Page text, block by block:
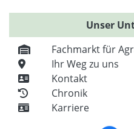
Unser
Fachmarkt für
Ihr Weg zu uns
Kontakt
Chronik
Karriere